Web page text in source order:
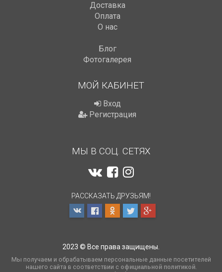
Доставка
Оплата
О нас
Блог
Фотогалерея
МОЙ КАБИНЕТ
Вход
Регистрация
МЫ В СОЦ. СЕТЯХ
РАССКАЗАТЬ ДРУЗЬЯМ!
2023 © Все права защищены.
Мы получаем и обрабатываем персональные данные посетителей
нашего сайта в соответствии с официальной политикой.